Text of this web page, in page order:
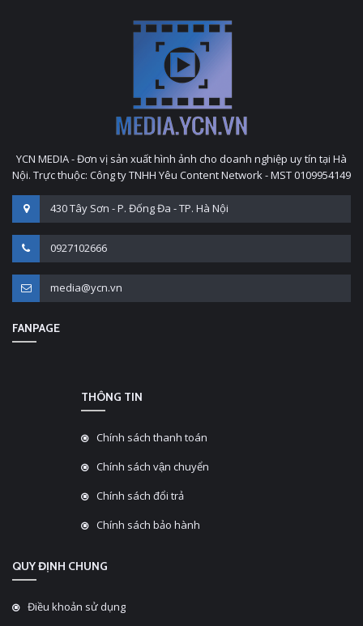
YCN MEDIA - Đơn vị sản xuất hình ảnh cho doanh nghiệp uy tín tại Hà
Nội. Trực thuộc: Công ty TNHH Yêu Content Network - MST 0109954149
430 Tây Sơn - P. Đống Đa - TP. Hà Nội
0927102666
media@ycn.vn
FANPAGE
THÔNG TIN
Chính sách thanh toán
Chính sách vận chuyển
Chính sách đổi trả
Chính sách bảo hành
QUY ĐỊNH CHUNG
Điều khoản sử dụng